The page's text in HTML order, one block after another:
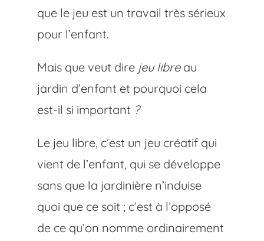
que le jeu est un travail très sérieux
pour l’enfant.
Mais que veut dire jeu libre au
jardin d’enfant et pourquoi cela
est-il si important ?
Le jeu libre, c’est un jeu créatif qui
vient de l’enfant, qui se développe
sans que la jardinière n’induise
quoi que ce soit ; c’est à l’opposé
de ce qu’on nomme ordinairement